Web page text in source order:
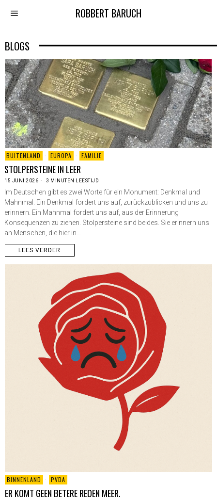
ROBBERT BARUCH
BLOGS
BUITENLAND · EUROPA · FAMILIE
STOLPERSTEINE IN LEER
15 JUNI 2026 3 MINUTEN LEESTIJD
Im Deutschen gibt es zwei Worte für ein Monument: Denkmal und
Mahnmal. Ein Denkmal fordert uns auf, zurückzublicken und uns zu
erinnern. Ein Mahnmal fordert uns auf, aus der Erinnerung
Konsequenzen zu ziehen. Stolpersteine sind beides. Sie erinnern uns
an Menschen, die hier in…
LEES VERDER
BINNENLAND · PVDA
ER KOMT GEEN BETERE REDEN MEER.